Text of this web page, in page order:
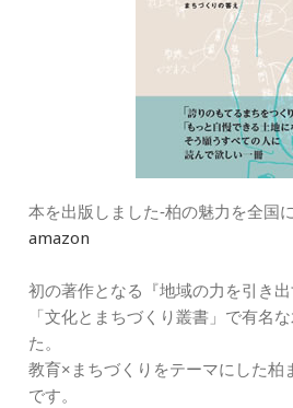
本を出版しました‐柏の魅力を全国
amazon
初の著作となる『地域の力を引き
「文化とまちづくり叢書」で有名
た。
教育×まちづくりをテーマにした柏
です。